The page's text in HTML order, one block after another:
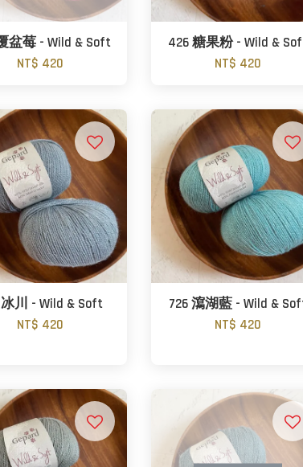
盆莓 - Wild & Soft
NT$ 420
426 糖果粉 - Wild &
NT$ 420
川 - Wild & Soft
NT$ 420
726 瀉湖藍 - Wild &
NT$ 420